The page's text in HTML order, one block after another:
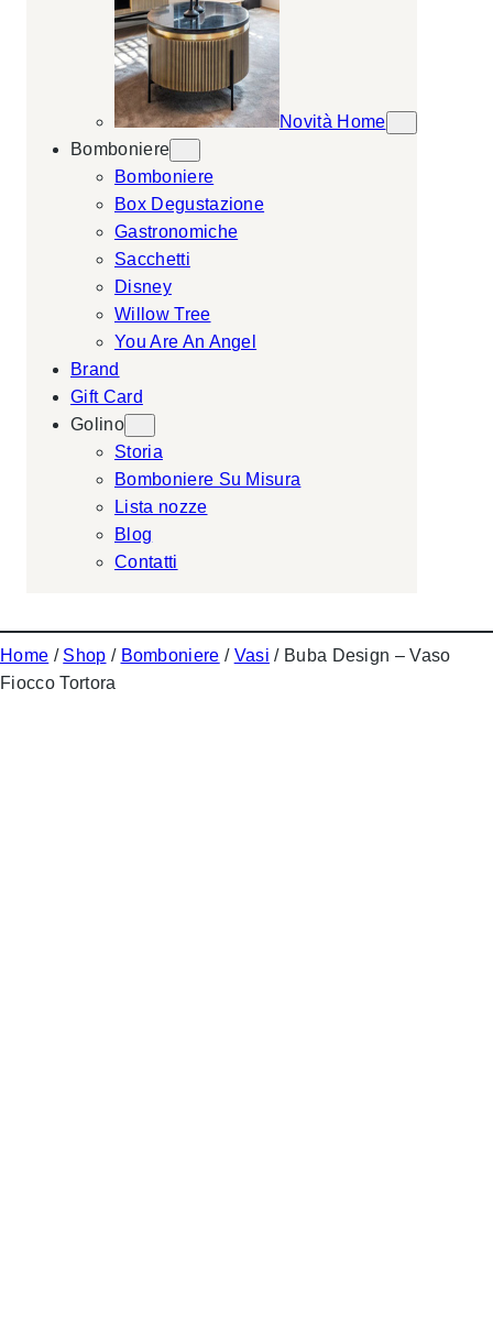
Novità Home
Bomboniere
Bomboniere
Box Degustazione
Gastronomiche
Sacchetti
Disney
Willow Tree
You Are An Angel
Brand
Gift Card
Golino
Storia
Bomboniere Su Misura
Lista nozze
Blog
Contatti
Home / Shop / Bomboniere / Vasi / Buba Design – Vaso
Fiocco Tortora